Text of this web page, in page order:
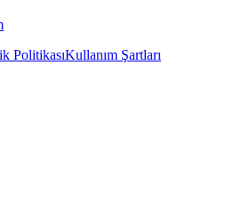
PolitikasıKullanım Şartları